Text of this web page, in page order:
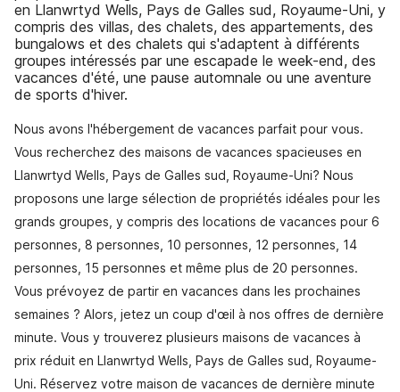
en Llanwrtyd Wells, Pays de Galles sud, Royaume-Uni, y
compris des villas, des chalets, des appartements, des
bungalows et des chalets qui s'adaptent à différents
groupes intéressés par une escapade le week-end, des
vacances d'été, une pause automnale ou une aventure
de sports d'hiver.
Nous avons l'hébergement de vacances parfait pour vous.
Vous recherchez des maisons de vacances spacieuses en
Llanwrtyd Wells, Pays de Galles sud, Royaume-Uni? Nous
proposons une large sélection de propriétés idéales pour les
grands groupes, y compris des locations de vacances pour 6
personnes, 8 personnes, 10 personnes, 12 personnes, 14
personnes, 15 personnes et même plus de 20 personnes.
Vous prévoyez de partir en vacances dans les prochaines
semaines ? Alors, jetez un coup d'œil à nos offres de dernière
minute. Vous y trouverez plusieurs maisons de vacances à
prix réduit en Llanwrtyd Wells, Pays de Galles sud, Royaume-
Uni. Réservez votre maison de vacances de dernière minute